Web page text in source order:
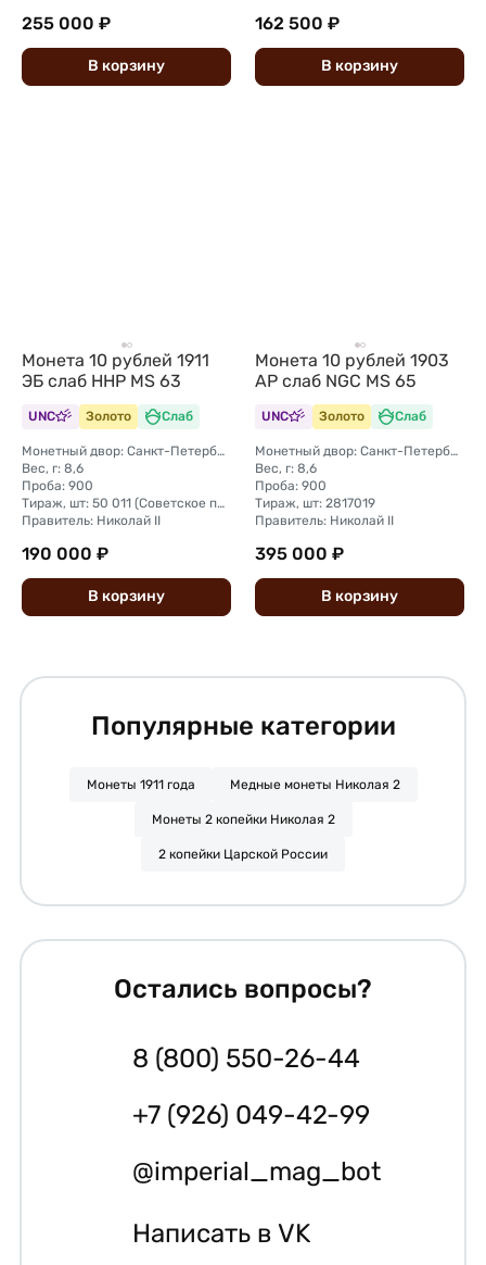
255 000 ₽
В корзину
162 500 ₽
В корзину
Монета 10 рублей 1911
ЭБ слаб ННР MS 63
UNC Золото Слаб
Монетный двор: Санкт-Петербургский монетный двор
Вес, г: 8,6
Проба: 900
Тираж, шт: 50 011 (Советское правительство с декабря 1925 г. по март 1926 г. отчеканило 2 011 000 10-ти рублевого достоинства царского образца, предположительно штемпелями 1911 г.)
Правитель: Николай II
190 000 ₽
В корзину
Монета 10 рублей 1903
АР слаб NGC MS 65
UNC Золото Слаб
Монетный двор: Санкт-Петербургский монетный двор
Вес, г: 8,6
Проба: 900
Тираж, шт: 2817019
Правитель: Николай II
395 000 ₽
В корзину
Популярные категории
Монеты 1911 года Медные монеты Николая 2
Монеты 2 копейки Николая 2
2 копейки Царской России
Остались вопросы?
8 (800) 550-26-44
+7 (926) 049-42-99
@imperial_mag_bot
Написать в VK